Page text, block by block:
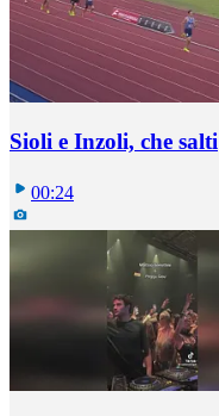
Sioli e Inzoli, che salti
00:24